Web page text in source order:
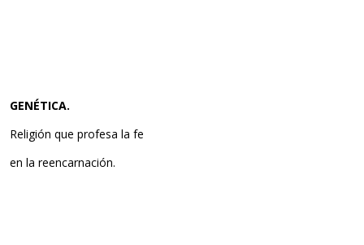
GENÉTICA.
Religión que profesa la fe
en la reencarnación.